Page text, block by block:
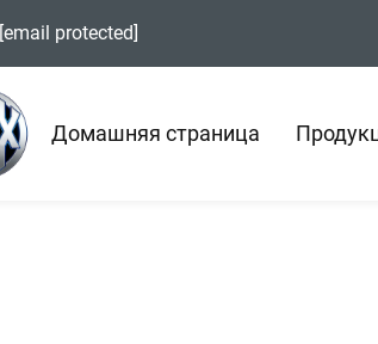
[email protected]
Домашняя страница